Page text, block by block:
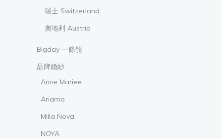
瑞士 Switzerland
奧地利 Austria
Bigday 一條龍
品牌婚紗
Anne Mariee
Ariamo
Milla Nova
NOYA